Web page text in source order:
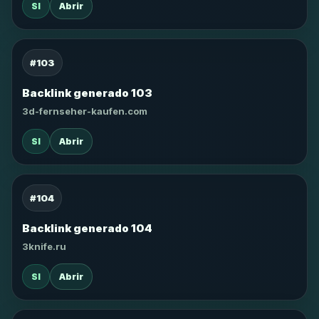
SI Abrir
#103
Backlink generado 103
3d-fernseher-kaufen.com
SI Abrir
#104
Backlink generado 104
3knife.ru
SI Abrir